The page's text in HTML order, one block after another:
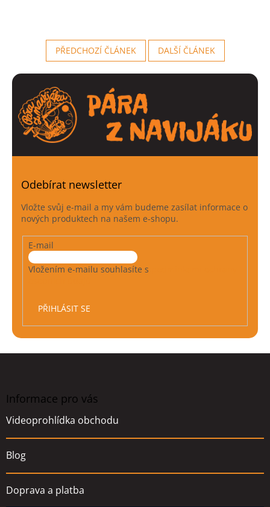
PŘEDCHOZÍ ČLÁNEK DALŠÍ ČLÁNEK
Odebírat newsletter
Vložte svůj e-mail a my vám budeme zasílat informace o
nových produktech na našem e-shopu.
E-mail
Vložením e-mailu souhlasíte s
PŘIHLÁSIT SE
Informace pro vás
Videoprohlídka obchodu
Blog
Doprava a platba